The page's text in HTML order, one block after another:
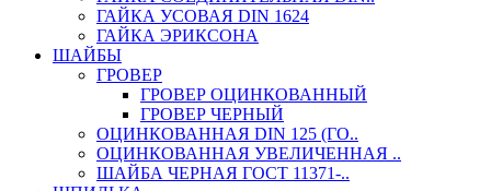
ГАЙКА УСОВАЯ DIN 1624
ГАЙКА ЭРИКСОНА
ШАЙБЫ
ГРОВЕР
ГРОВЕР ОЦИНКОВАННЫЙ
ГРОВЕР ЧЕРНЫЙ
ОЦИНКОВАННАЯ DIN 125 (ГО..
ОЦИНКОВАННАЯ УВЕЛИЧЕННАЯ ..
ШАЙБА ЧЕРНАЯ ГОСТ 11371-..